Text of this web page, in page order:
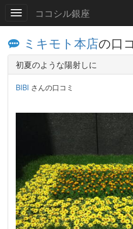
ココシル銀座
ミキモト本店の口
初夏のような陽射しに
BIBI さんの口コミ